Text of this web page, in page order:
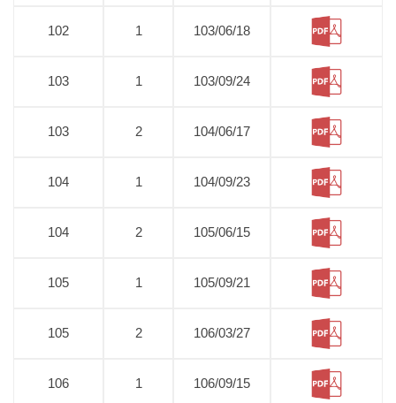
102 1 103/06/18
103 1 103/09/24
103 2 104/06/17
104 1 104/09/23
104 2 105/06/15
105 1 105/09/21
105 2 106/03/27
106 1 106/09/15